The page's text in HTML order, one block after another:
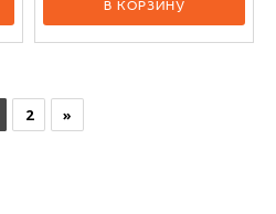
2 »